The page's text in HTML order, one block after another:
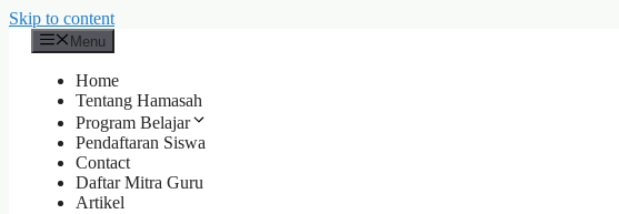
Skip to content
Menu
Home
Tentang Hamasah
Program Belajar
Pendaftaran Siswa
Contact
Daftar Mitra Guru
Artikel